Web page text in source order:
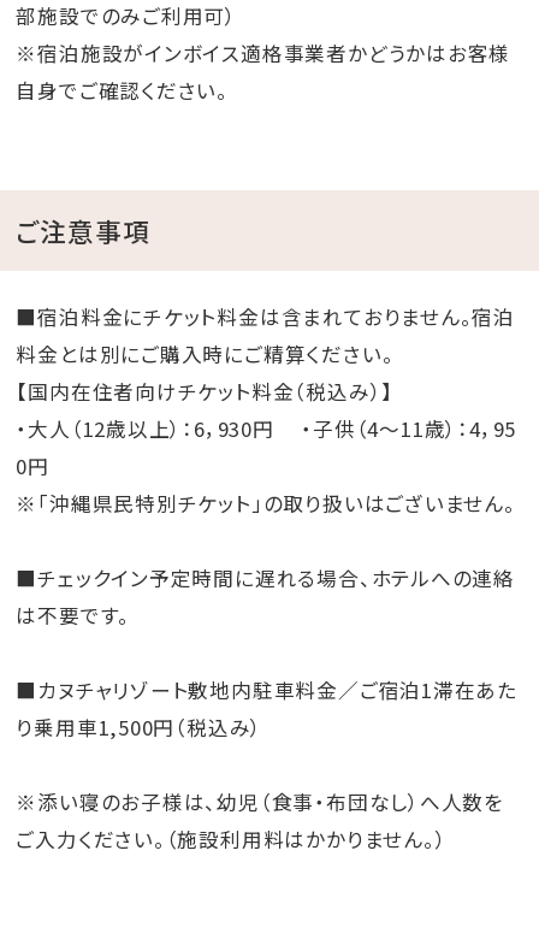
・生クリームケーキ ￥3,300～
・チョコクリームケーキ ￥3,800～
部施設でのみご利用可）
※宿泊施設がインボイス適格事業者かどうかはお客様
自身でご確認ください。
ご注意事項
■宿泊料金にチケット料金は含まれておりません。宿泊
料金とは別にご購入時にご精算ください。
【国内在住者向けチケット料金（税込み）】
・大人（12歳以上）：6，930円 ・子供（4～11歳）：4，95
0円
※「沖縄県民特別チケット」の取り扱いはございません。
■チェックイン予定時間に遅れる場合、ホテルへの連絡
は不要です。
■カヌチャリゾート敷地内駐車料金／ご宿泊1滞在あた
り乗用車1,500円（税込み）
※添い寝のお子様は、幼児（食事・布団なし）へ人数を
ご入力ください。（施設利用料はかかりません。）